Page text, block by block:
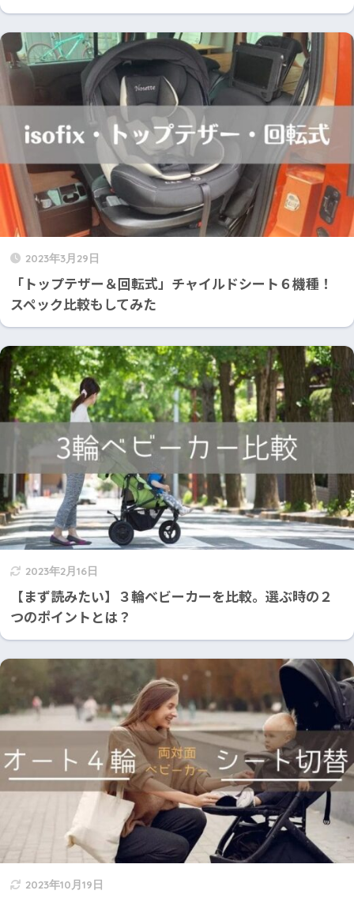
2023年3月29日
「トップテザー＆回転式」チャイルドシート６機種！
スペック比較もしてみた
2023年2月16日
【まず読みたい】３輪ベビーカーを比較。選ぶ時の２
つのポイントとは？
2023年10月19日